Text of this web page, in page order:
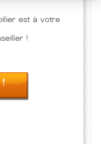
est à votre
!
!